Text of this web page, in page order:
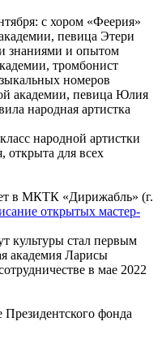
с хором «Феерия»
певица Этери
знаниями и опытом
тромбонист
номеров
академии, певица Юлия
народная артистка
народной артистки
для всех
в МКТК «Дирижабль» (г.
открытых мастер-
культуры стал первым
академия Ларисы
в мае 2022
Президентского фонда